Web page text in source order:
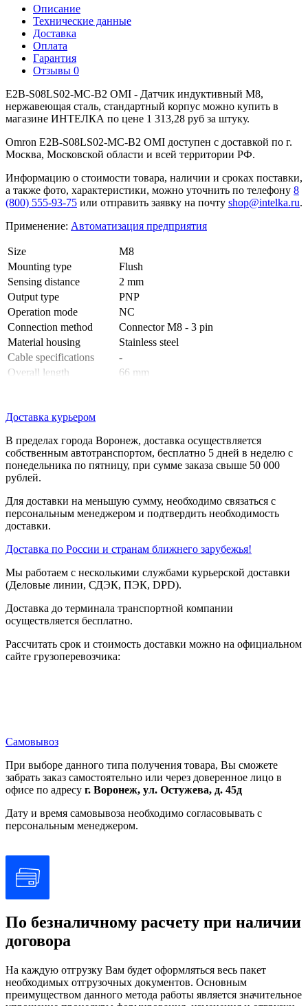
Описание
Технические данные
Доставка
Оплата
Гарантия
Отзывы 0
E2B-S08LS02-MC-B2 OMI - Датчик индуктивный M8,
нержавеющая сталь, стандартный корпус можно купить в
магазине ИНТЕЛКА по цене 1 313,28 руб за штуку.
Omron E2B-S08LS02-MC-B2 OMI доступен с доставкой по г.
Москва, Московской области и всей территории РФ.
Информацию о стоимости товара, наличии и сроках поставки,
а также фото, характеристики, можно уточнить по телефону 8
(800) 555-93-75 или отправить заявку на почту shop@intelka.ru.
Применение: Автоматизация предприятия
Size
M8
Mounting type
Flush
Sensing distance
2 mm
Output type
PNP
Operation mode
NC
Connection method
Connector M8 - 3 pin
Material housing
Stainless steel
Cable specifications
-
Overall length
66 mm
Доставка курьером
В пределах города Воронеж, доставка осуществляется
собственным автотранспортом, бесплатно 5 дней в неделю с
понедельника по пятницу, при сумме заказа свыше 50 000
рублей.
Для доставки на меньшую сумму, необходимо связаться с
персональным менеджером и подтвердить необходимость
доставки.
Доставка по России и странам ближнего зарубежья!
Мы работаем с несколькими службами курьерской доставки
(Деловые линии, СДЭК, ПЭК, DPD).
Доставка до терминала транспортной компании
осуществляется бесплатно.
Рассчитать срок и стоимость доставки можно на официальном
сайте грузоперевозчика:
Самовывоз
При выборе данного типа получения товара, Вы сможете
забрать заказ самостоятельно или через доверенное лицо в
офисе по адресу г. Воронеж, ул. Остужева, д. 45д
Дату и время самовывоза необходимо согласовывать с
персональным менеджером.
По безналичному расчету при наличии
договора
На каждую отгрузку Вам будет оформляться весь пакет
необходимых отгрузочных документов. Основным
преимуществом данного метода работы является значительное